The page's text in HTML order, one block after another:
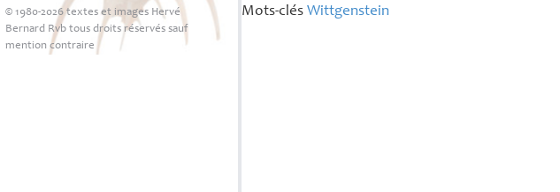
© 1980-2026 textes et images Hervé
Bernard Rvb tous droits réservés sauf
mention contraire
Mots-clés Wittgenstein